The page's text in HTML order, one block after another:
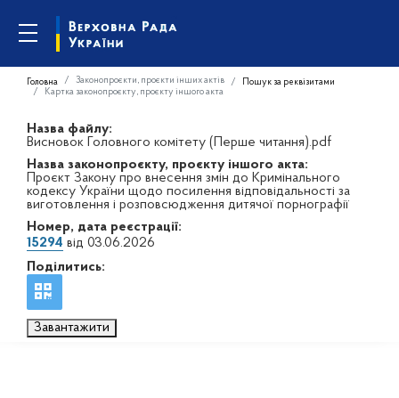
Головна Законопроєкти, проєкти інших актів
Пошук за реквізитами
Картка законопроєкту, проєкту іншого акта
Назва файлу:
Висновок Головного комітету (Перше читання).pdf
Назва законопроєкту, проєкту іншого акта:
Проєкт Закону про внесення змін до Кримінального
кодексу України щодо посилення відповідальності за
виготовлення і розповсюдження дитячої порнографії
Номер, дата реєстрації:
15294 від 03.06.2026
Поділитись:
Завантажити